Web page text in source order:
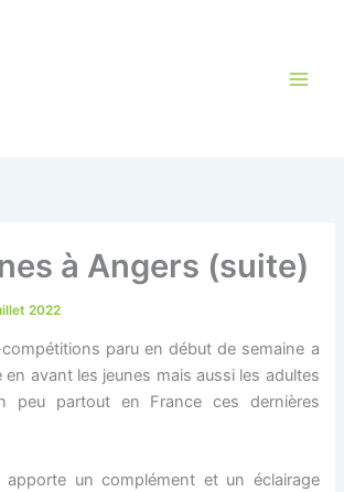
à Angers (suite)
2022
paru en début de semaine a
avant les jeunes mais aussi les adultes
peu partout en France ces dernières
un complément et un éclairage